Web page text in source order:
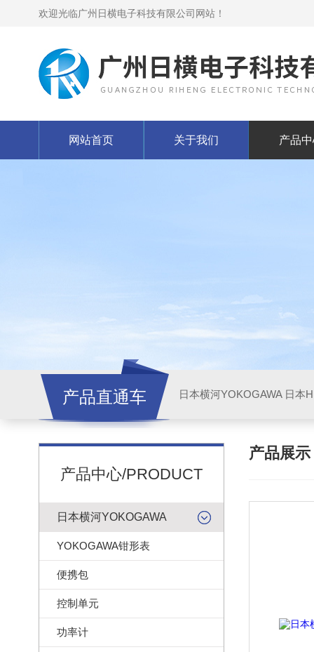
欢迎光临广州日横电子科技有限公司网站！
网站首页 关于我们 产品
产品直通车 日本横河YOKOGAWA 日本
产品中心/PRODUCT
日本横河YOKOGAWA
YOKOGAWA钳形表
便携包
控制单元
功率计
产品展示